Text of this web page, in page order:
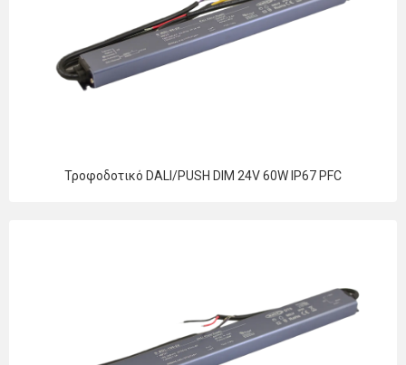
Τροφοδοτικό DALI/PUSH DIM 24V 60W IP67 PFC